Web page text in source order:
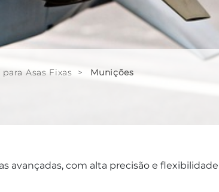
Asas Fixas > Munições
avançadas, com alta precisão e